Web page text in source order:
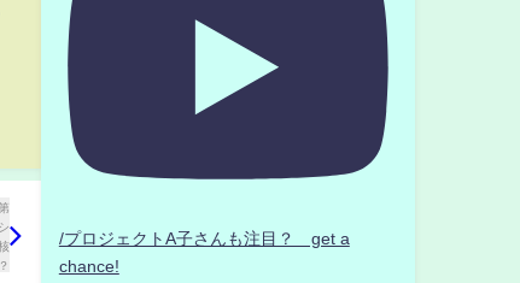
/プロジェクトA子さんも注目？ get a
chance!